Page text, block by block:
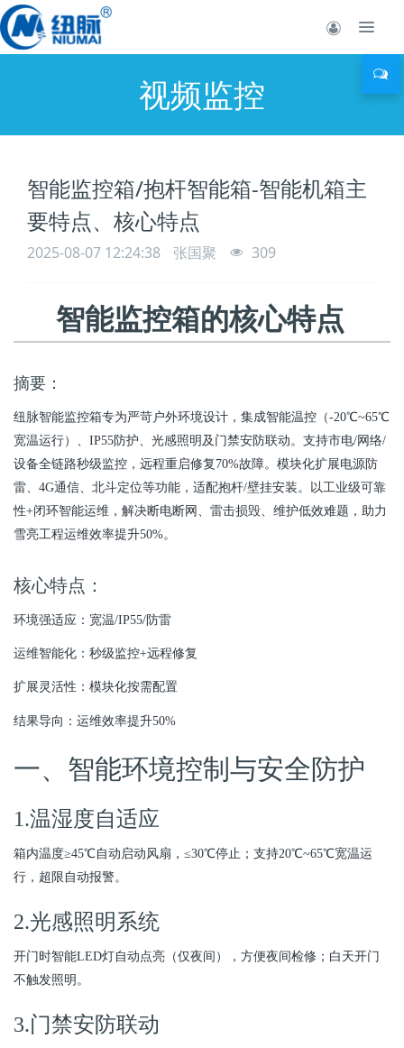
视频监控
智能监控箱/抱杆智能箱-智能机箱主
要特点、核心特点
2025-08-07 12:24:38 张国聚 309
智能监控箱的核心特点
摘要：
纽脉智能监控箱专为严苛户外环境设计，集成智能温控（-20℃~65℃
宽温运行）、IP55防护、光感照明及门禁安防联动。支持市电/网络/
设备全链路秒级监控，远程重启修复70%故障。模块化扩展电源防
雷、4G通信、北斗定位等功能，适配抱杆/壁挂安装。以工业级可靠
性+闭环智能运维，解决断电断网、雷击损毁、维护低效难题，助力
雪亮工程运维效率提升50%。
核心特点：
环境强适应：宽温/IP55/防雷
运维智能化：秒级监控+远程修复
扩展灵活性：模块化按需配置
结果导向：运维效率提升50%
一、智能环境控制与安全防护
1.温湿度自适应
箱内温度≥45℃自动启动风扇，≤30℃停止；支持20℃~65℃宽温运
行，超限自动报警。
2.光感照明系统
开门时智能LED灯自动点亮（仅夜间），方便夜间检修；白天开门
不触发照明。
3.门禁安防联动